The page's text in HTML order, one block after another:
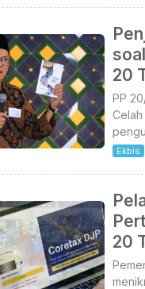
20
PP
Ekbis
20